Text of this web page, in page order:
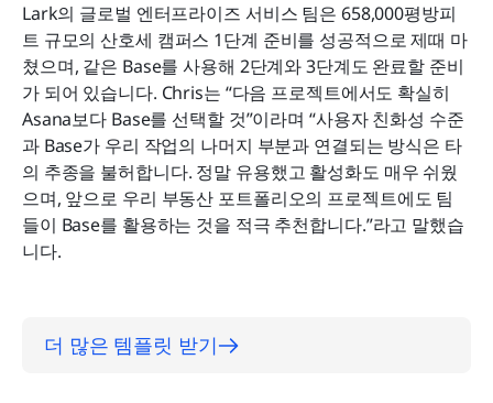
Lark의 글로벌 엔터프라이즈 서비스 팀은 658,000평방피
트 규모의 산호세 캠퍼스 1단계 준비를 성공적으로 제때 마
쳤으며, 같은 Base를 사용해 2단계와 3단계도 완료할 준비
가 되어 있습니다. Chris는 “다음 프로젝트에서도 확실히
Asana보다 Base를 선택할 것”이라며 “사용자 친화성 수준
과 Base가 우리 작업의 나머지 부분과 연결되는 방식은 타
의 추종을 불허합니다. 정말 유용했고 활성화도 매우 쉬웠
으며, 앞으로 우리 부동산 포트폴리오의 프로젝트에도 팀
들이 Base를 활용하는 것을 적극 추천합니다.”라고 말했습
니다.
더 많은 템플릿 받기